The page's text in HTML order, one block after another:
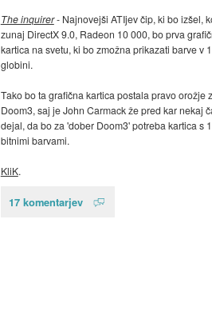
The inquirer- Najnovejši ATIjev čip, ki bo izšel,
zunaj DirectX 9.0, Radeon 10 000, bo prva
kartica na svetu, ki bo zmožna prikazati barve v
globini.
Tako bo ta grafična kartica postala pravo orožje
Doom3, saj je John Carmack že pred kar nekaj
dejal, da bo za 'dober Doom3' potreba kartica s
bitnimi barvami.
KliK.
17 komentarjev